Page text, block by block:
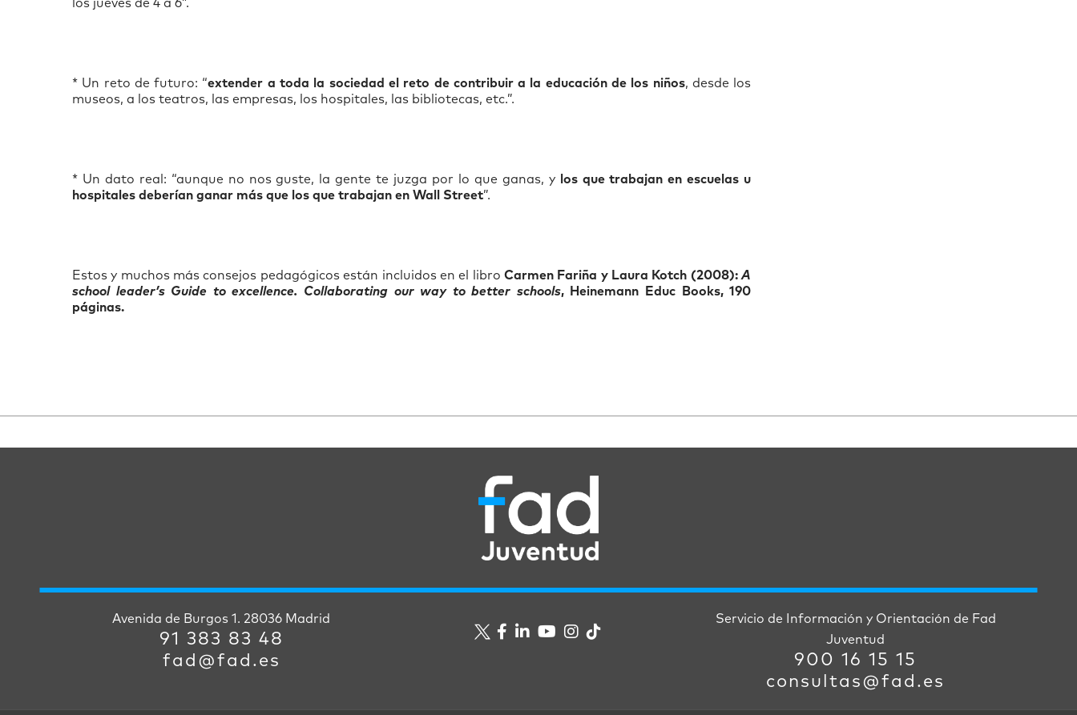
los jueves de 4 a 6”.
* Un reto de futuro: “extender a toda la sociedad el reto de contribuir a la educación de los niños, desde los
museos, a los teatros, las empresas, los hospitales, las bibliotecas, etc.”.
* Un dato real: “aunque no nos guste, la gente te juzga por lo que ganas, y
los que trabajan en escuelas u
hospitales deberían ganar más que los que trabajan en Wall Street”.
Estos y muchos más consejos pedagógicos están incluidos en el libro Carmen Fariña y Laura Kotch (2008):A
school leader’s Guide to excellence. Collaborating our way to better schools, Heinemann Educ Books, 190
páginas.
Avenida de Burgos 1. 28036 Madrid
91 383 83 48
fad@fad.es
Servicio de Información y Orientación de Fad
Juventud
900 16 15 15
consultas@fad.es